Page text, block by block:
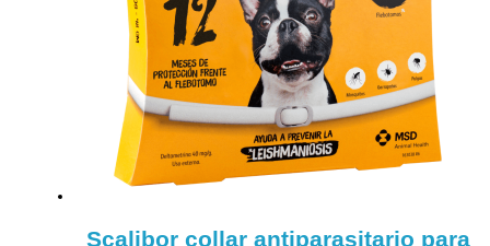
Las
opciones
se
pueden
elegir
en
la
página
Scalibor collar antiparasitario para